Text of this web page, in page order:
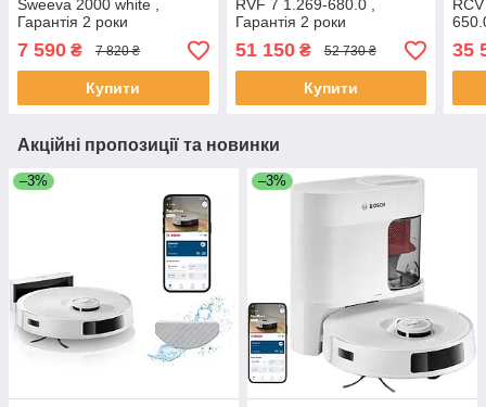
Sweeva 2000 white ,
Гарантія 2 роки
7 590 ₴ 7 820 ₴
Купити
RVF 7 1.269-680.0 ,
Гарантія 2 роки
51 150₴ 52 730 ₴
Купити
35
Акційні пропозиції та новинки
–3% –3%